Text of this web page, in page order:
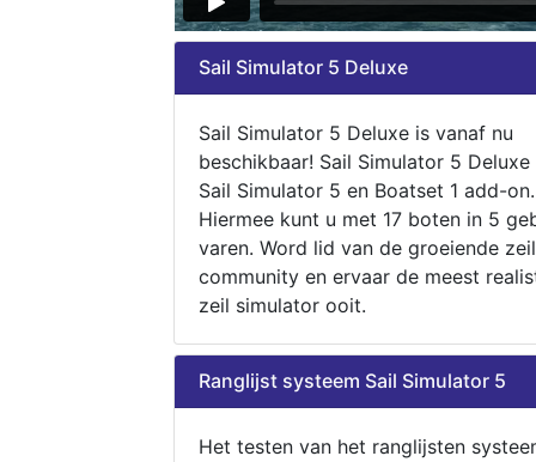
Sail Simulator 5 Deluxe
Sail Simulator 5 Deluxe is vanaf nu
beschikbaar! Sail Simulator 5
Sail Simulator 5 en Boatset 1 add-on.
Hiermee kunt u met 17 boten in 5
varen. Word lid van de groeiende zeil
community en ervaar de meest
zeil simulator ooit.
Ranglijst systeem Sail Simulator 5
Het testen van het ranglijsten